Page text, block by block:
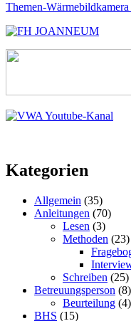
Themen-
Kategorien
Allgemein (35)
Anleitungen (70)
Lesen (3)
Methoden (23)
Schreiben (25)
Betreuungsperson (8)
Beurteilung (4)
BHS (15)